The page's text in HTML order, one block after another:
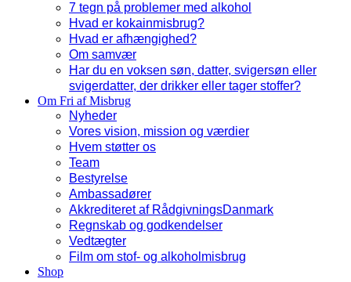
7 tegn på problemer med alkohol
Hvad er kokainmisbrug?
Hvad er afhængighed?
Om samvær
Har du en voksen søn, datter, svigersøn eller
svigerdatter, der drikker eller tager stoffer?
Om Fri af Misbrug
Nyheder
Vores vision, mission og værdier
Hvem støtter os
Team
Bestyrelse
Ambassadører
Akkrediteret af RådgivningsDanmark
Regnskab og godkendelser
Vedtægter
Film om stof- og alkoholmisbrug
Shop